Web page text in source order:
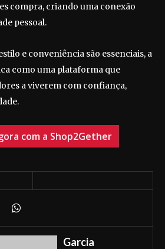
compra, criando uma conexão
pessoal.
e conveniência são essenciais, a
como uma plataforma que
a viverem com confiança,
com a Shop2Gether
Garcia